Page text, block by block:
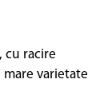
cu racire
varietate